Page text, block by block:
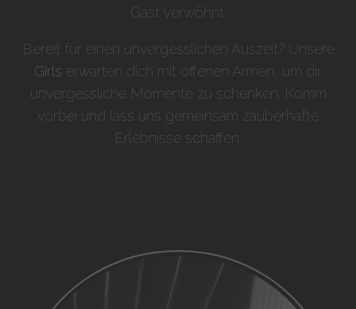
Gast verwöhnt.
Bereit für einen unvergesslichen Auszeit? Unsere
Girls erwarten dich mit offenen Armen, um dir
unvergessliche Momente zu schenken. Komm
vorbei und lass uns gemeinsam zauberhafte
Erlebnisse schaffen.